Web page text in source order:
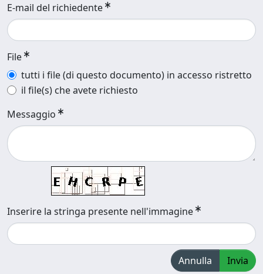
E-mail del richiedente
File
tutti i file (di questo documento) in accesso ristretto
il file(s) che avete richiesto
Messaggio
Inserire la stringa presente nell'immagine
Annulla Invia